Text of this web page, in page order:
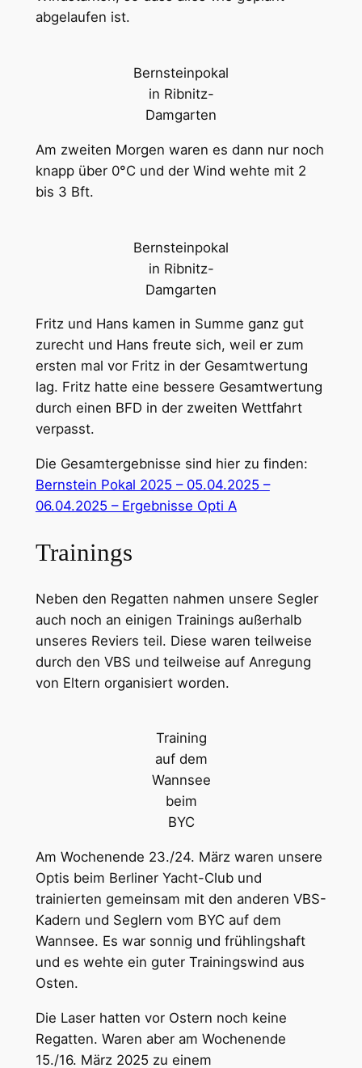
abgelaufen ist.
Bernsteinpokal
in Ribnitz-
Damgarten
Am zweiten Morgen waren es dann nur noch
knapp über 0°C und der Wind wehte mit 2
bis 3 Bft.
Bernsteinpokal
in Ribnitz-
Damgarten
Fritz und Hans kamen in Summe ganz gut
zurecht und Hans freute sich, weil er zum
ersten mal vor Fritz in der Gesamtwertung
lag. Fritz hatte eine bessere Gesamtwertung
durch einen BFD in der zweiten Wettfahrt
verpasst.
Die Gesamtergebnisse sind hier zu finden:
Bernstein Pokal 2025 – 05.04.2025 –
06.04.2025 – Ergebnisse Opti A
Trainings
Neben den Regatten nahmen unsere Segler
auch noch an einigen Trainings außerhalb
unseres Reviers teil. Diese waren teilweise
durch den VBS und teilweise auf Anregung
von Eltern organisiert worden.
Training
auf dem
Wannsee
beim
BYC
Am Wochenende 23./24. März waren unsere
Optis beim Berliner Yacht-Club und
trainierten gemeinsam mit den anderen VBS-
Kadern und Seglern vom BYC auf dem
Wannsee. Es war sonnig und frühlingshaft
und es wehte ein guter Trainingswind aus
Osten.
Die Laser hatten vor Ostern noch keine
Regatten. Waren aber am Wochenende
15./16. März 2025 zu einem